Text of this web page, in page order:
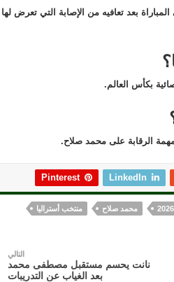
بعد تعافيه من الإصابة التي تعرض لها
بكأس العالم.
الرقابة على محمد صلاح.
LinkedIn
Pinterest
محمد صلاح
منتخب أستراليا
التالي
نانت يحسم مستقبل مصطفى محمد
بعد الغياب عن التدريبات